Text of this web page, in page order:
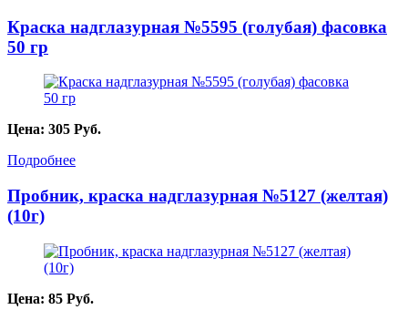
Краска надглазурная №5595 (голубая) фасовка
50 гр
Цена: 305 Руб.
Подробнее
Пробник, краска надглазурная №5127 (желтая)
(10г)
Цена: 85 Руб.